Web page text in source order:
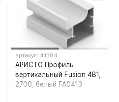
артикул: 41384
АРИСТО Профиль
вертикальный Fusion 4В1,
2700, белый FA0413